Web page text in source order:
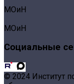
МОиН
МОиН
Социальные
© 2024 Институт